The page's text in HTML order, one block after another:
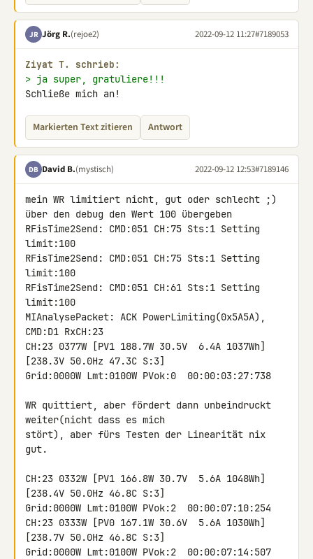
JR Jörg R.(rejoe2) 2022-09-12 11:27#7189053
Ziyat T. schrieb:
> ja super, gratuliere!!!
Schließe mich an!
Markierten Text zitieren Antwort
DB David B.(mystisch) 2022-09-12 12:53#7189146
mein WR limitiert nicht, gut oder schlecht ;)
über den debug den Wert 100 übergeben
RFisTime2Send: CMD:051 CH:75 Sts:1 Setting
limit:100
RFisTime2Send: CMD:051 CH:75 Sts:1 Setting
limit:100
RFisTime2Send: CMD:051 CH:61 Sts:1 Setting
limit:100
MIAnalysePacket: ACK PowerLimiting(0x5A5A),
CMD:D1 RxCH:23
CH:23 0377W [PV1 188.7W 30.5V  6.4A 1037Wh]
[238.3V 50.0Hz 47.3C S:3]
Grid:0000W Lmt:0100W PVok:0  00:00:03:27:738
WR quittiert, aber fördert dann unbeindruckt
weiter(nicht dass es mich
stört), aber fürs Testen der Linearität nix
gut.
CH:23 0332W [PV1 166.8W 30.7V  5.6A 1048Wh]
[238.4V 50.0Hz 46.8C S:3]
Grid:0000W Lmt:0100W PVok:2  00:00:07:10:254
CH:23 0333W [PV0 167.1W 30.6V  5.6A 1030Wh]
[238.7V 50.0Hz 46.8C S:3]
Grid:0000W Lmt:0100W PVok:2  00:00:07:14:507